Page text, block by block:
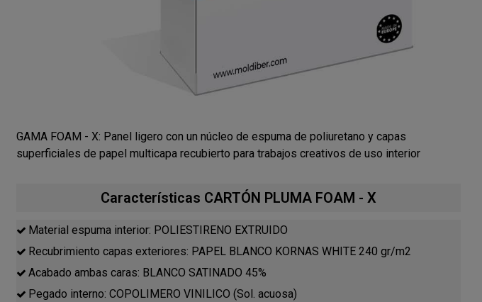
GAMA FOAM - X: Panel ligero con un núcleo de espuma de poliuretano y capas
superficiales de papel multicapa recubierto para trabajos creativos de uso interior
Características CARTÓN PLUMA FOAM - X
Material espuma interior: POLIESTIRENO EXTRUIDO
Recubrimiento capas exteriores: PAPEL BLANCO KORNAS WHITE 240 gr/m2
Acabado ambas caras: BLANCO SATINADO 45%
Pegado interno: COPOLIMERO VINILICO (Sol. acuosa)